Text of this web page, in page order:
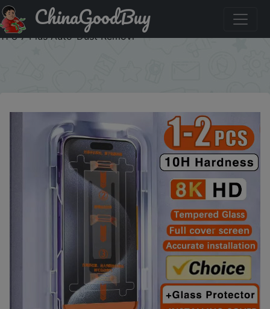
Акция на: 1-2pcs 8K HD Screen Protector For IPhone 17
Pro Max SE 2020 2022 iPhone 15 16 Pro 16e 14 13 12 Mini
11 8 7 Plus Auto-Dust Removl
ChinaGoodBuy